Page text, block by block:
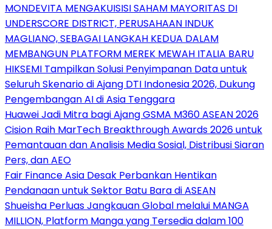
MONDEVITA MENGAKUISISI SAHAM MAYORITAS DI
UNDERSCORE DISTRICT, PERUSAHAAN INDUK
MAGLIANO, SEBAGAI LANGKAH KEDUA DALAM
MEMBANGUN PLATFORM MEREK MEWAH ITALIA BARU
HIKSEMI Tampilkan Solusi Penyimpanan Data untuk
Seluruh Skenario di Ajang DTI Indonesia 2026, Dukung
Pengembangan AI di Asia Tenggara
Huawei Jadi Mitra bagi Ajang GSMA M360 ASEAN 2026
Cision Raih MarTech Breakthrough Awards 2026 untuk
Pemantauan dan Analisis Media Sosial, Distribusi Siaran
Pers, dan AEO
Fair Finance Asia Desak Perbankan Hentikan
Pendanaan untuk Sektor Batu Bara di ASEAN
Shueisha Perluas Jangkauan Global melalui MANGA
MILLION, Platform Manga yang Tersedia dalam 100